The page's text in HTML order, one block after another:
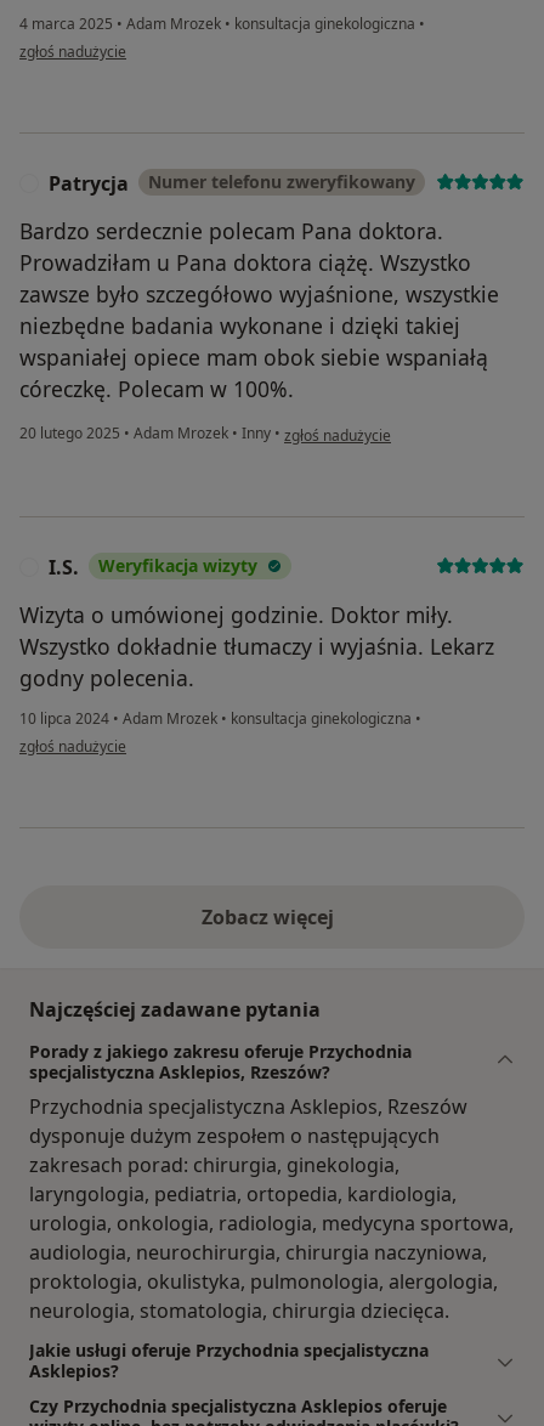
4 marca 2025 • Adam Mrozek • konsultacja ginekologiczna •
w opinii użytkownika Kinga
zgłoś nadużycie
Patrycja Numer telefonu zweryfikowany
Bardzo serdecznie polecam Pana doktora.
Prowadziłam u Pana doktora ciążę. Wszystko
zawsze było szczegółowo wyjaśnione, wszystkie
niezbędne badania wykonane i dzięki takiej
wspaniałej opiece mam obok siebie wspaniałą
córeczkę. Polecam w 100%.
20 lutego 2025 • Adam Mrozek • Inny • w opinii użytkownika Patrycja
zgłoś nadużycie
I.S. Weryfikacja wizyty
Wizyta o umówionej godzinie. Doktor miły.
Wszystko dokładnie tłumaczy i wyjaśnia. Lekarz
godny polecenia.
10 lipca 2024 • Adam Mrozek • konsultacja ginekologiczna •
w opinii użytkownika I.S.
zgłoś nadużycie
Zobacz więcej
Najczęściej zadawane pytania
Porady z jakiego zakresu oferuje Przychodnia
specjalistyczna Asklepios, Rzeszów?
Przychodnia specjalistyczna Asklepios, Rzeszów
dysponuje dużym zespołem o następujących
zakresach porad: chirurgia, ginekologia,
laryngologia, pediatria, ortopedia, kardiologia,
urologia, onkologia, radiologia, medycyna sportowa,
audiologia, neurochirurgia, chirurgia naczyniowa,
proktologia, okulistyka, pulmonologia, alergologia,
neurologia, stomatologia, chirurgia dziecięca.
Jakie usługi oferuje Przychodnia specjalistyczna
Asklepios?
Czy Przychodnia specjalistyczna Asklepios oferuje